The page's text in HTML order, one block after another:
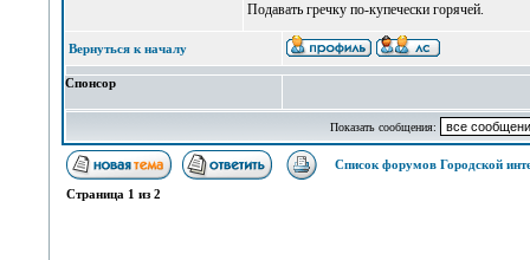
Подавать гречку по-купечески горячей.
Вернуться к началу
Спонсор
Показать сообщения:
Список форумов Городской
Страница 1 из2